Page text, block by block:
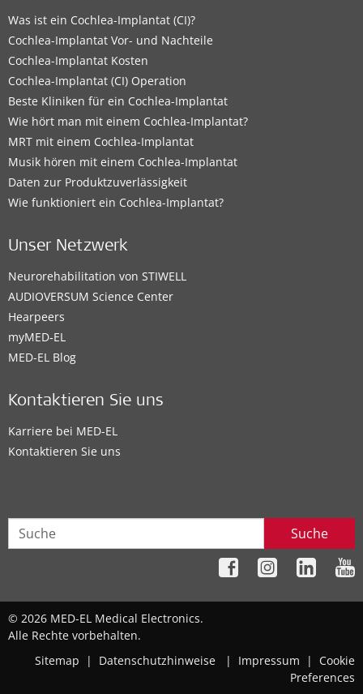
Was ist ein Cochlea-Implantat (CI)?
Cochlea-Implantat Vor- und Nachteile
Cochlea-Implantat Kosten
Cochlea-Implantat (CI) Operation
Beste Kliniken für ein Cochlea-Implantat
Wie hört man mit einem Cochlea-Implantat?
MRT mit einem Cochlea-Implantat
Musik hören mit einem Cochlea-Implantat
Daten zur Produktzuverlässigkeit
Wie funktioniert ein Cochlea-Implantat?
Unser Netzwerk
Neurorehabilitation von STIWELL
AUDIOVERSUM Science Center
Hearpeers
myMED‑EL
MED-EL Blog
Kontaktieren Sie uns
Karriere bei MED-EL
Kontaktieren Sie uns
Suche
© 2026 MED-EL Medical Electronics.
Alle Rechte vorbehalten.
Sitemap
| Datenschutzhinweise | Impressum | Cookie
Preferences